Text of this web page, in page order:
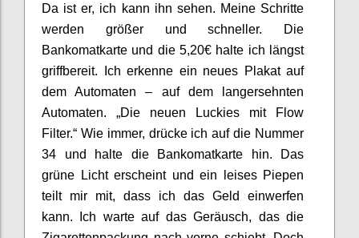
Da ist er, ich kann ihn sehen. Meine Schritte
werden größer und schneller. Die
Bankomatkarte und die 5,20€ halte ich längst
griffbereit. Ich erkenne ein neues Plakat auf
dem Automaten – auf dem langersehnten
Automaten. „Die neuen Luckies mit Flow
Filter.“ Wie immer, drücke ich auf die Nummer
34 und halte die Bankomatkarte hin. Das
grüne Licht erscheint und ein leises Piepen
teilt mir mit, dass ich das Geld einwerfen
kann. Ich warte auf das Geräusch, das die